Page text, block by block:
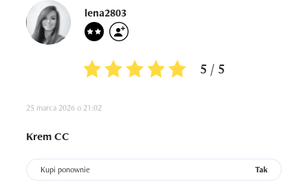
lena2803
5 / 5
25 marca 2026 o 21:02
Krem CC
Kupi ponownie Tak